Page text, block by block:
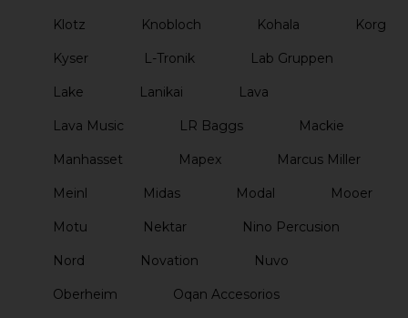
Klotz Knobloch Kohala Korg
Kyser L-Tronik Lab Gruppen
Lake Lanikai Lava
Lava Music LR Baggs Mackie
Manhasset Mapex Marcus Miller
Meinl Midas Modal Mooer
Motu Nektar Nino Percusion
Nord Novation Nuvo
Oberheim Oqan Accesorios